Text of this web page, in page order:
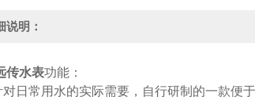
说明：
传水表功能：
日常用水的实际需要，自行研制的一款便